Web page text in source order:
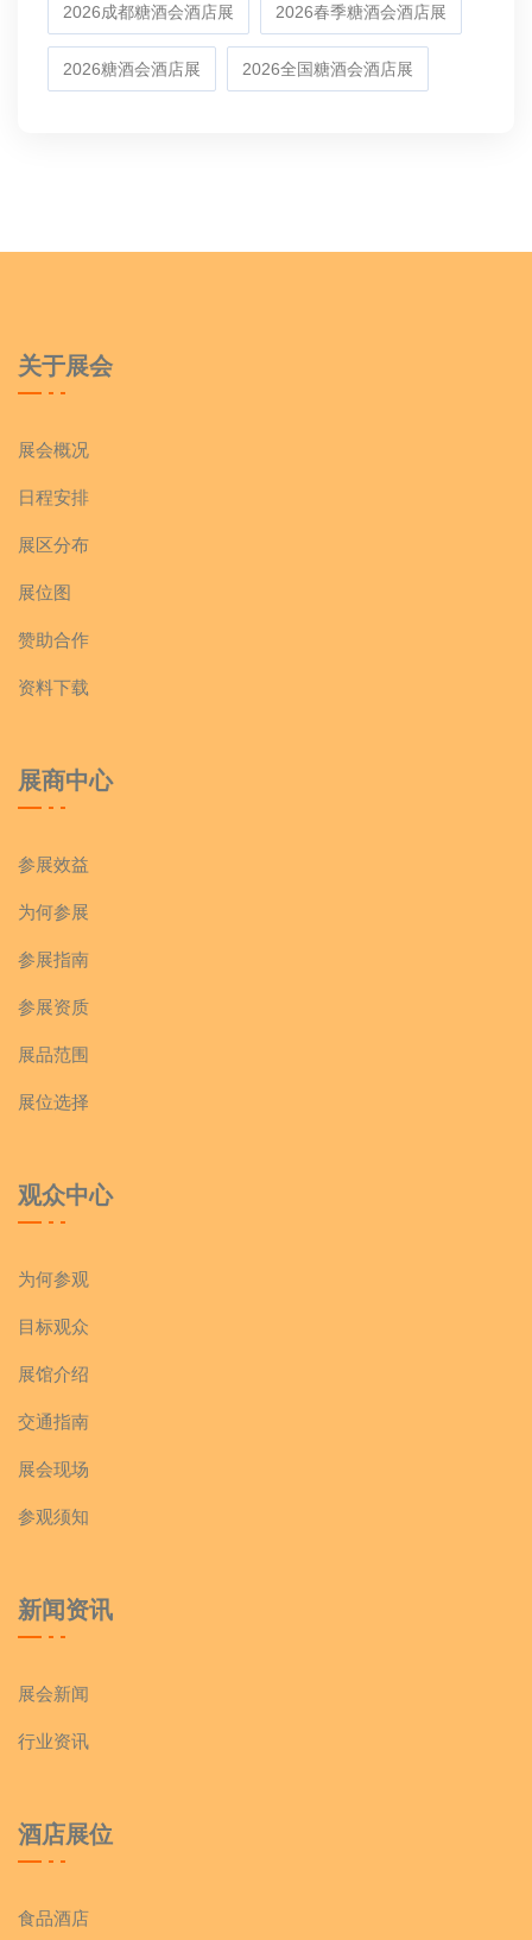
2026成都糖酒会酒店展 2026春季糖酒会酒店展
2026糖酒会酒店展 2026全国糖酒会酒店展
关于展会
展会概况
日程安排
展区分布
展位图
赞助合作
资料下载
展商中心
参展效益
为何参展
参展指南
参展资质
展品范围
展位选择
观众中心
为何参观
目标观众
展馆介绍
交通指南
展会现场
参观须知
新闻资讯
展会新闻
行业资讯
酒店展位
食品酒店